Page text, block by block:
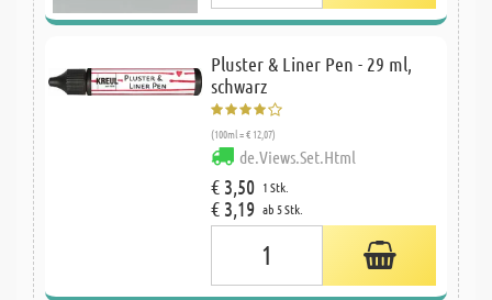
Pluster & Liner Pen - 29 ml,
schwarz
(100ml = € 12,07)
de.Views.Set.Html
€ 3,50 1 Stk.
€ 3,19 ab 5 Stk.